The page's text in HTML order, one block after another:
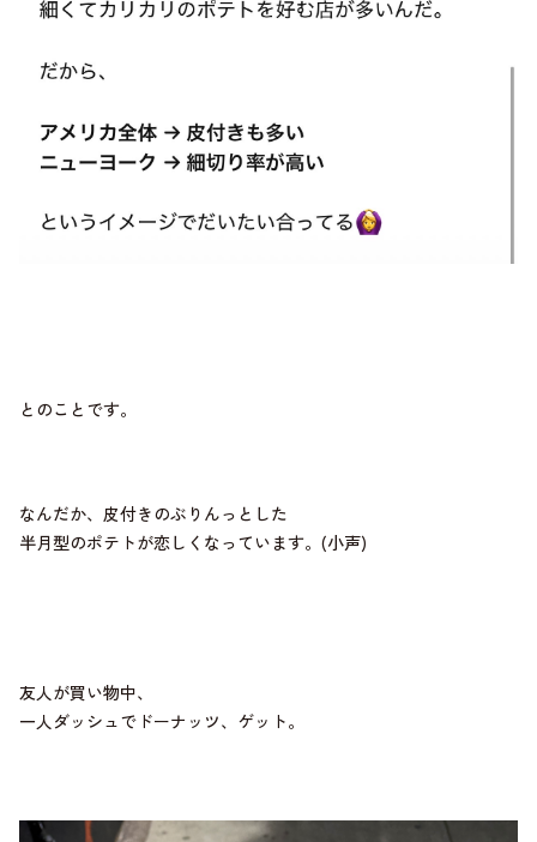
とのことです。
なんだか、皮付きのぶりんっとした
半月型のポテトが恋しくなっています。(小声)
友人が買い物中、
一人ダッシュでドーナッツ、ゲット。